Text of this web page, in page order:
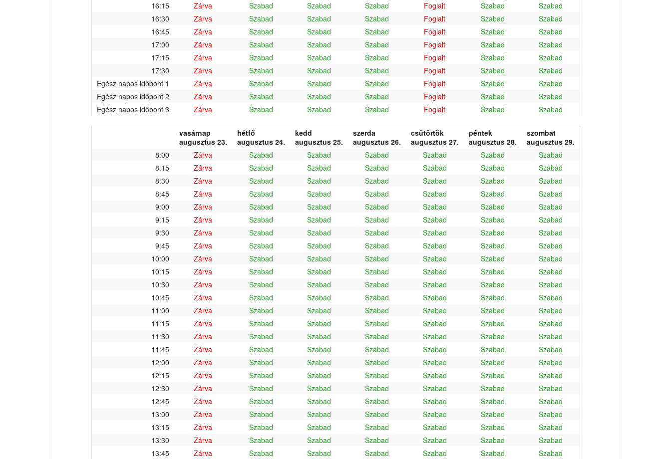
16:15
Zárva Szabad Szabad Szabad Foglalt Szabad
Szabad
16:30
Zárva Szabad Szabad Szabad Foglalt Szabad
Szabad
16:45
Zárva Szabad Szabad Szabad Foglalt Szabad
Szabad
17:00
Zárva Szabad Szabad Szabad Foglalt Szabad
Szabad
17:15
Zárva Szabad Szabad Szabad Foglalt Szabad
Szabad
17:30
Zárva Szabad Szabad Szabad Foglalt Szabad
Szabad
Egész napos időpont 1
Zárva Szabad Szabad Szabad Foglalt Szabad
Szabad
Egész napos időpont 2
Zárva Szabad Szabad Szabad Foglalt Szabad
Szabad
Egész napos időpont 3
Zárva Szabad Szabad Szabad Foglalt Szabad Szabad
vasárnap
augusztus 23.
hétfő
augusztus 24.
kedd
augusztus 25.
szerda
augusztus 26.
csütörtök
augusztus 27.
péntek
augusztus 28.
szombat
augusztus 29.
8:00
Zárva Szabad Szabad Szabad Szabad Szabad
Szabad
8:15
Zárva Szabad Szabad Szabad Szabad Szabad
Szabad
8:30
Zárva Szabad Szabad Szabad Szabad Szabad
Szabad
8:45
Zárva Szabad Szabad Szabad Szabad Szabad
Szabad
9:00
Zárva Szabad Szabad Szabad Szabad Szabad
Szabad
9:15
Zárva Szabad Szabad Szabad Szabad Szabad
Szabad
9:30
Zárva Szabad Szabad Szabad Szabad Szabad
Szabad
9:45
Zárva Szabad Szabad Szabad Szabad Szabad
Szabad
10:00
Zárva Szabad Szabad Szabad Szabad Szabad
Szabad
10:15
Zárva Szabad Szabad Szabad Szabad Szabad
Szabad
10:30
Zárva Szabad Szabad Szabad Szabad Szabad
Szabad
10:45
Zárva Szabad Szabad Szabad Szabad Szabad
Szabad
11:00
Zárva Szabad Szabad Szabad Szabad Szabad
Szabad
11:15
Zárva Szabad Szabad Szabad Szabad Szabad
Szabad
11:30
Zárva Szabad Szabad Szabad Szabad Szabad
Szabad
11:45
Zárva Szabad Szabad Szabad Szabad Szabad
Szabad
12:00
Zárva Szabad Szabad Szabad Szabad Szabad
Szabad
12:15
Zárva Szabad Szabad Szabad Szabad Szabad
Szabad
12:30
Zárva Szabad Szabad Szabad Szabad Szabad
Szabad
12:45
Zárva Szabad Szabad Szabad Szabad Szabad
Szabad
13:00
Zárva Szabad Szabad Szabad Szabad Szabad
Szabad
13:15
Zárva Szabad Szabad Szabad Szabad Szabad
Szabad
13:30
Zárva Szabad Szabad Szabad Szabad Szabad
Szabad
13:45
Zárva Szabad Szabad Szabad Szabad Szabad Szabad